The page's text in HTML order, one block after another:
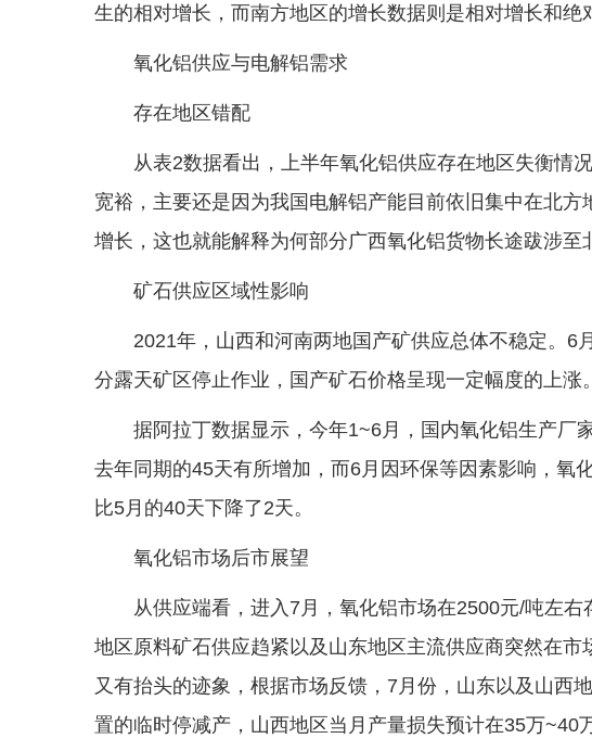
生的相对增长，而南方地区的增长数据则是相对增长和绝
氧化铝供应与电解铝需求
存在地区错配
从表2数据看出，上半年氧化铝供应存在地区失衡情
宽裕，主要还是因为我国电解铝产能目前依旧集中在北
增长，这也就能解释为何部分广西氧化铝货物长途跋涉至
矿石供应区域性影响
2021年，山西和河南两地国产矿供应总体不稳定。6
分露天矿区停止作业，国产矿石价格呈现一定幅度的上涨。
据阿拉丁数据显示，今年1~6月，国内氧化铝生产厂
去年同期的45天有所增加，而6月因环保等因素影响，氧
比5月的40天下降了2天。
氧化铝市场后市展望
从供应端看，进入7月，氧化铝市场在2500元/吨左
地区原料矿石供应趋紧以及山东地区主流供应商突然在
又有抬头的迹象，根据市场反馈，7月份，山东以及山西
置的临时停减产，山西地区当月产量损失预计在35万~40